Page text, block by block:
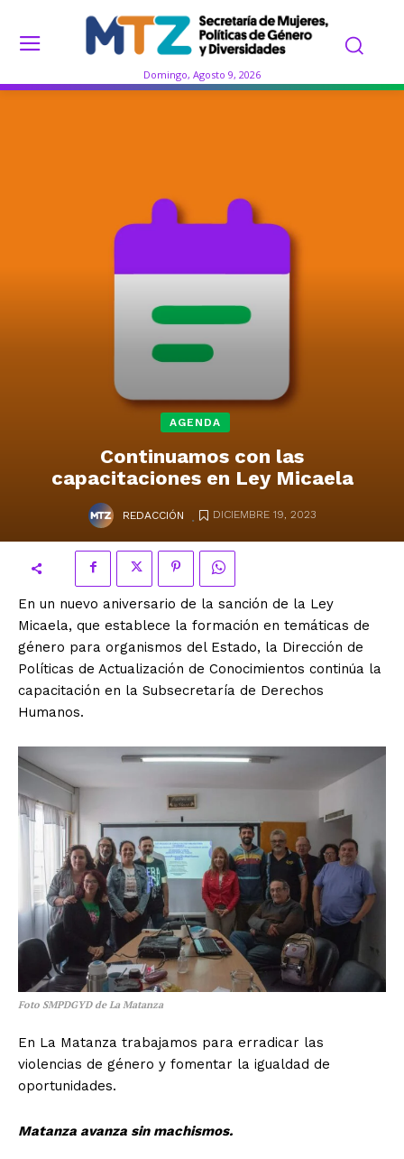
Domingo, Agosto 9, 2026
AGENDA
Continuamos con las
capacitaciones en Ley Micaela
REDACCIÓN . DICIEMBRE 19, 2023
En un nuevo aniversario de la sanción de la Ley
Micaela, que establece la formación en temáticas de
género para organismos del Estado, la Dirección de
Políticas de Actualización de Conocimientos continúa la
capacitación en la Subsecretaría de Derechos
Humanos.
Foto SMPDGYD de La Matanza
En La Matanza trabajamos para erradicar las
violencias de género y fomentar la igualdad de
oportunidades.
Matanza avanza sin machismos.